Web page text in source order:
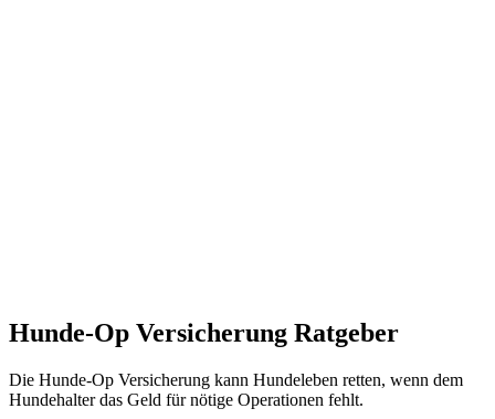
Hunde-Op Versicherung Ratgeber
Die Hunde-Op Versicherung kann Hundeleben retten, wenn dem
Hundehalter das Geld für nötige Operationen fehlt.